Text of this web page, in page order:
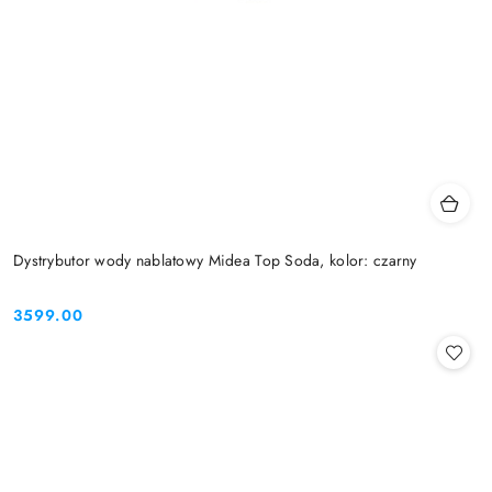
Dystrybutor wody nablatowy Midea Top Soda, kolor: czarny
Cena:
3599.00